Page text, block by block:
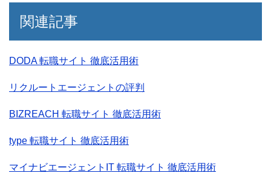
関連記事
DODA 転職サイト 徹底活用術
リクルートエージェントの評判
BIZREACH 転職サイト 徹底活用術
type 転職サイト 徹底活用術
マイナビエージェントIT 転職サイト 徹底活用術